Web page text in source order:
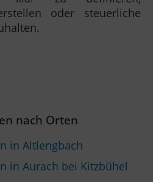
oder steuerliche
nach Orten
in Altlengbach
in Aurach bei Kitzbühel